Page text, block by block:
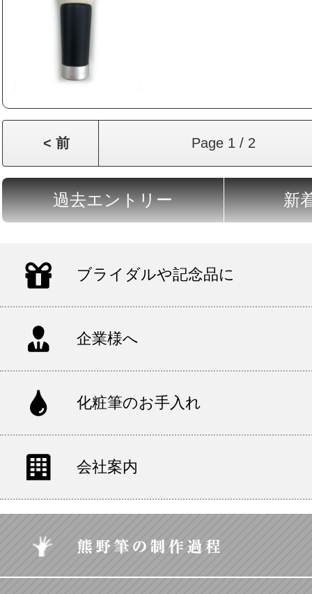
< 前 Page 1 / 2
過去エントリー 新
ブライダルや記念品に
企業様へ
化粧筆のお手入れ
会社案内